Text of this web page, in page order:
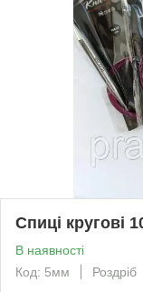
Спиці кругові
В наявності
Код: 5мм
Роздріб